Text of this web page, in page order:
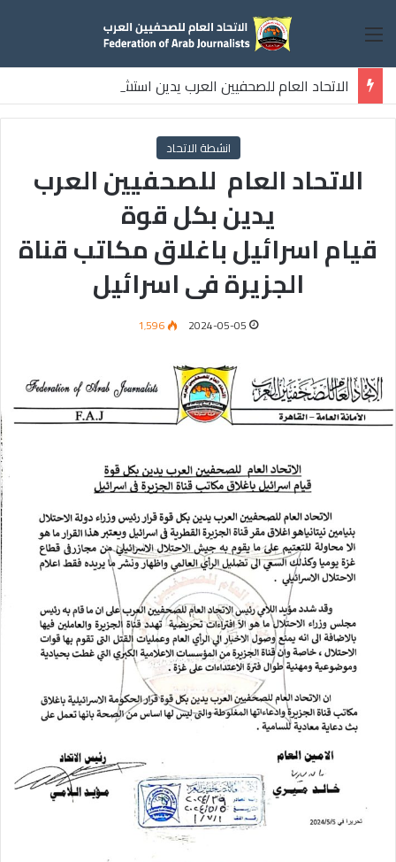
القائمة
الاتحاد العام للصحفيين العرب يدين استشهاد
ثلاثة صحفيين فلسطينيين باستهداف إسرائيلي وسط قطاع غزة
انشطة الاتحاد
الاتحاد العام للصحفيين العرب
يدين بكل قوة
قيام اسرائيل باغلاق مكاتب قناة
الجزيرة فى اسرائيل
2024-05-05 1٬596